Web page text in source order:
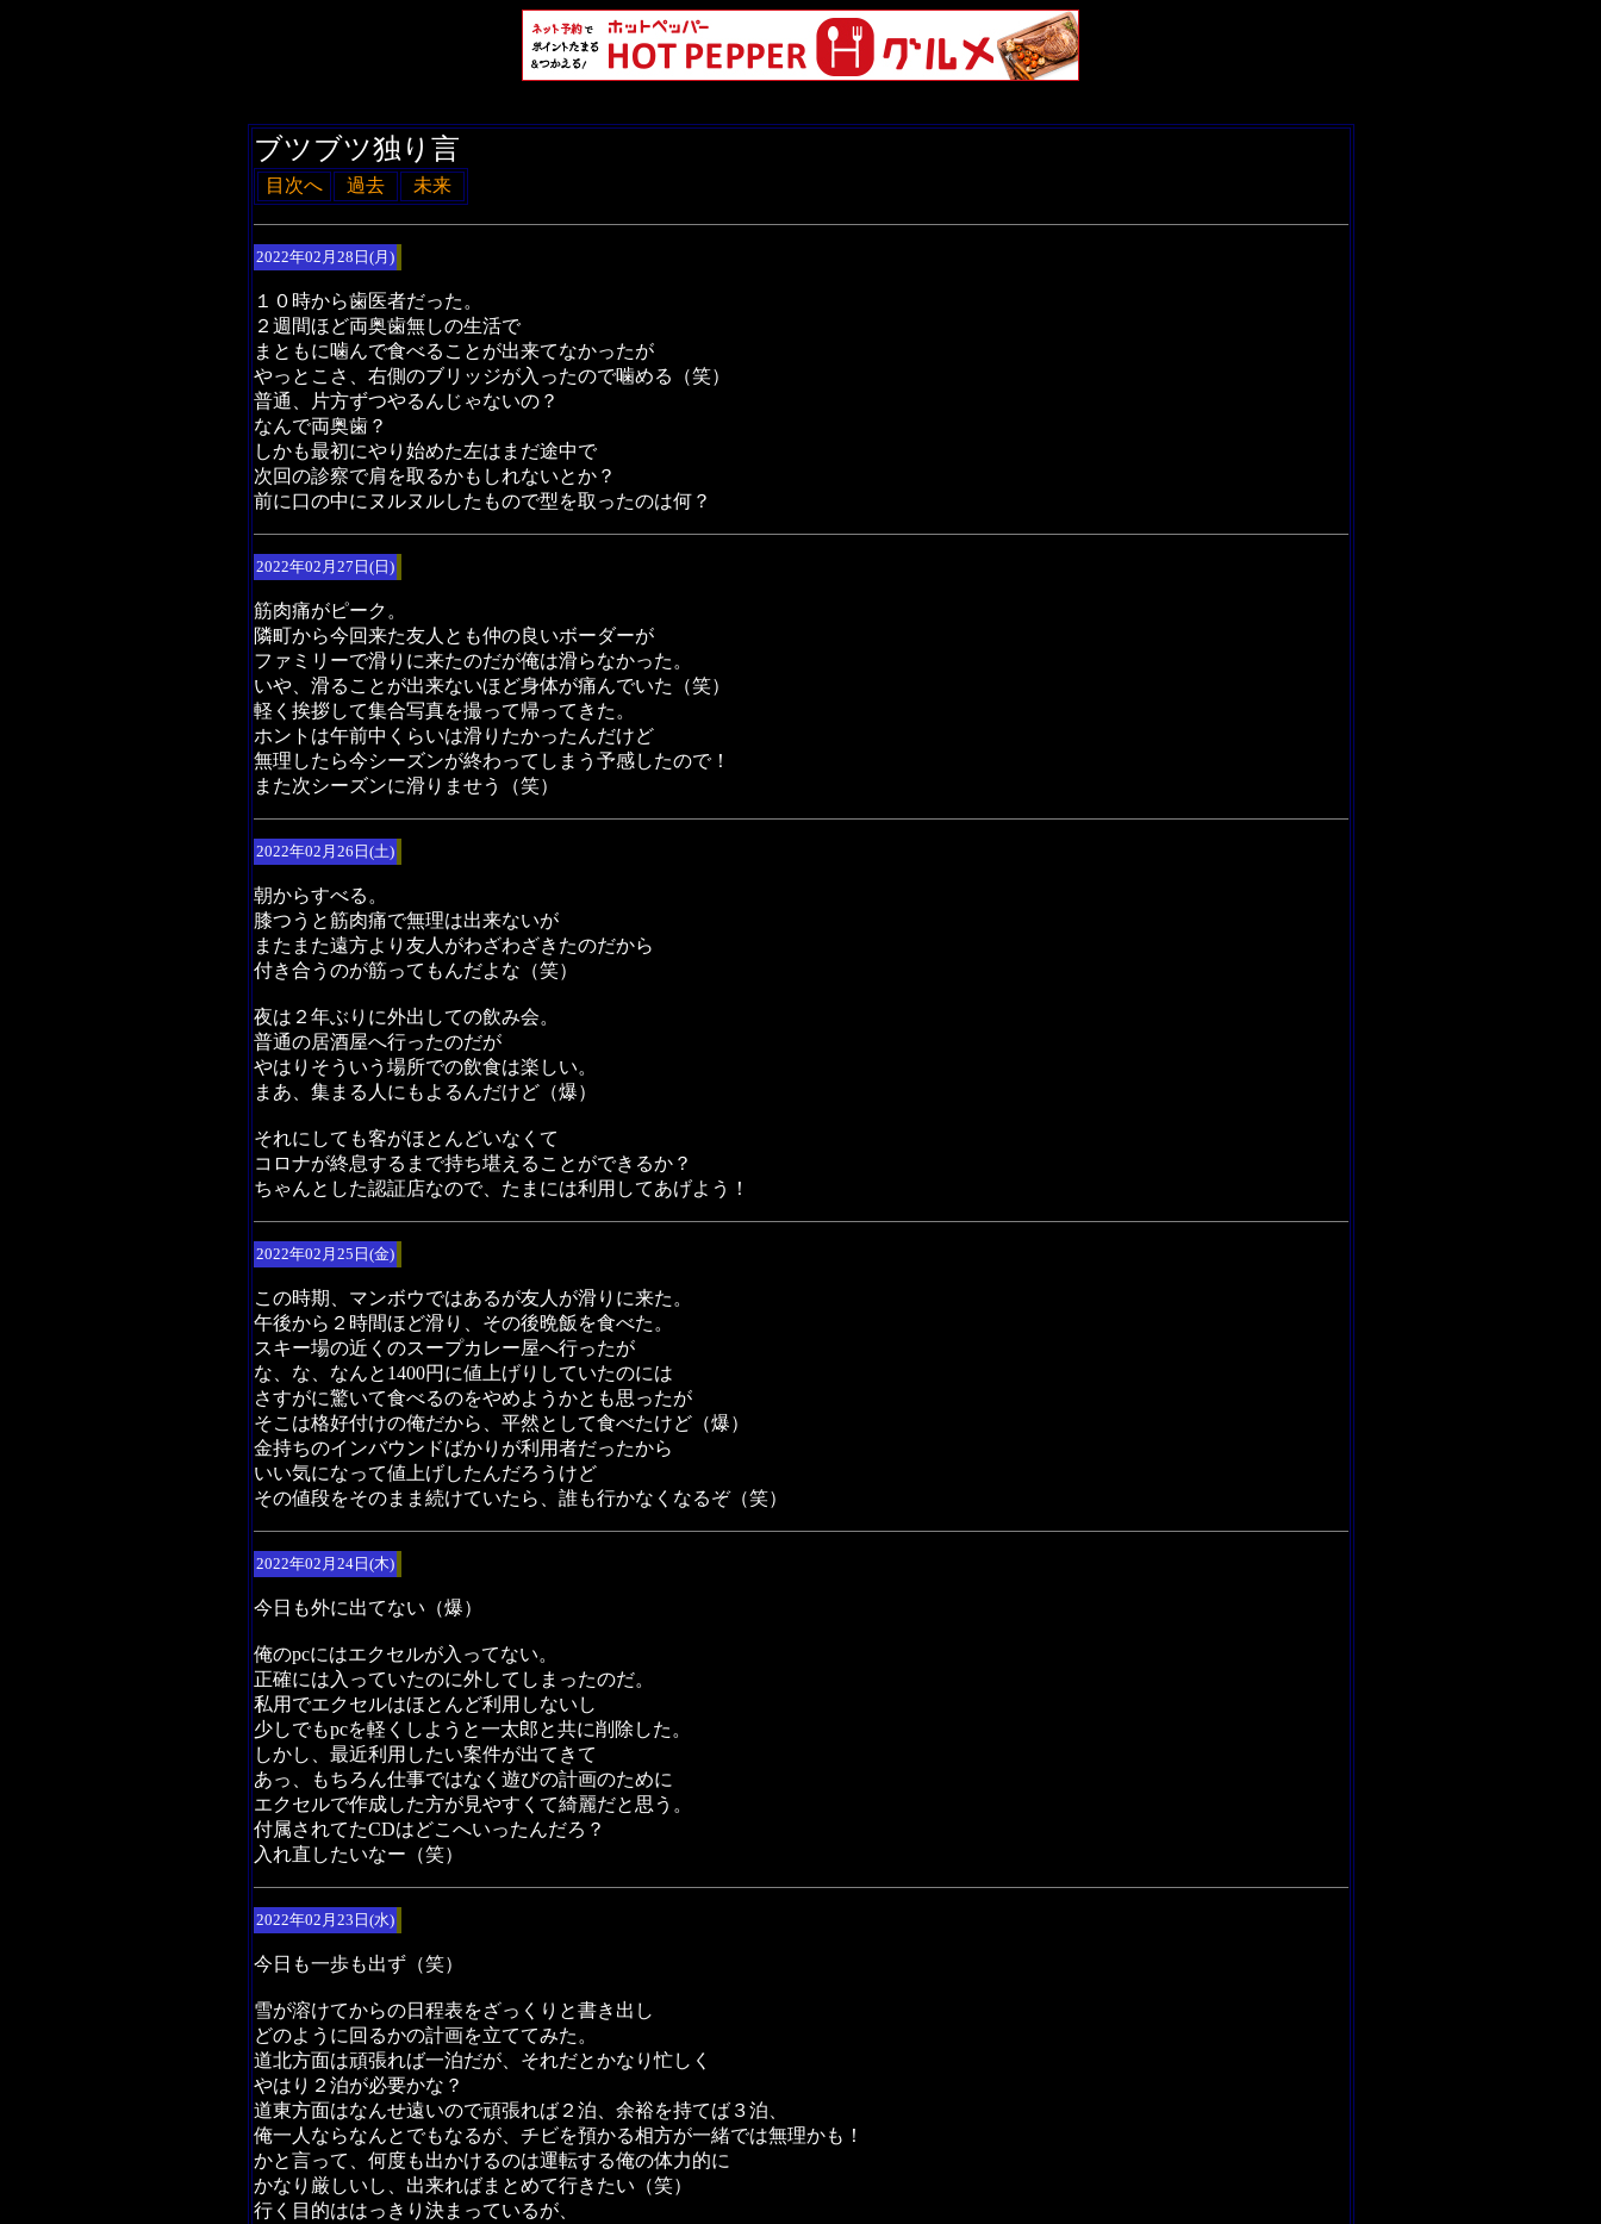
ブツブツ独り言
目次へ 過去 未来
2022年02月28日(月)
１０時から歯医者だった。
２週間ほど両奥歯無しの生活で
まともに噛んで食べることが出来てなかったが
やっとこさ、右側のブリッジが入ったので噛める（笑）
普通、片方ずつやるんじゃないの？
なんで両奥歯？
しかも最初にやり始めた左はまだ途中で
次回の診察で肩を取るかもしれないとか？
前に口の中にヌルヌルしたもので型を取ったのは何？
2022年02月27日(日)
筋肉痛がピーク。
隣町から今回来た友人とも仲の良いボーダーが
ファミリーで滑りに来たのだが俺は滑らなかった。
いや、滑ることが出来ないほど身体が痛んでいた（笑）
軽く挨拶して集合写真を撮って帰ってきた。
ホントは午前中くらいは滑りたかったんだけど
無理したら今シーズンが終わってしまう予感したので！
また次シーズンに滑りませう（笑）
2022年02月26日(土)
朝からすべる。
膝つうと筋肉痛で無理は出来ないが
またまた遠方より友人がわざわざきたのだから
付き合うのが筋ってもんだよな（笑）
夜は２年ぶりに外出しての飲み会。
普通の居酒屋へ行ったのだが
やはりそういう場所での飲食は楽しい。
まあ、集まる人にもよるんだけど（爆）
それにしても客がほとんどいなくて
コロナが終息するまで持ち堪えることができるか？
ちゃんとした認証店なので、たまには利用してあげよう！
2022年02月25日(金)
この時期、マンボウではあるが友人が滑りに来た。
午後から２時間ほど滑り、その後晩飯を食べた。
スキー場の近くのスープカレー屋へ行ったが
な、な、なんと1400円に値上げりしていたのには
さすがに驚いて食べるのをやめようかとも思ったが
そこは格好付けの俺だから、平然として食べたけど（爆）
金持ちのインバウンドばかりが利用者だったから
いい気になって値上げしたんだろうけど
その値段をそのまま続けていたら、誰も行かなくなるぞ（笑）
2022年02月24日(木)
今日も外に出てない（爆）
俺のpcにはエクセルが入ってない。
正確には入っていたのに外してしまったのだ。
私用でエクセルはほとんど利用しないし
少しでもpcを軽くしようと一太郎と共に削除した。
しかし、最近利用したい案件が出てきて
あっ、もちろん仕事ではなく遊びの計画のために
エクセルで作成した方が見やすくて綺麗だと思う。
付属されてたCDはどこへいったんだろ？
入れ直したいなー（笑）
2022年02月23日(水)
今日も一歩も出ず（笑）
雪が溶けてからの日程表をざっくりと書き出し
どのように回るかの計画を立ててみた。
道北方面は頑張れば一泊だが、それだとかなり忙しく
やはり２泊が必要かな？
道東方面はなんせ遠いので頑張れば２泊、余裕を持てば３泊、
俺一人ならなんとでもなるが、チビを預かる相方が一緒では無理かも！
かと言って、何度も出かけるのは運転する俺の体力的に
かなり厳しいし、出来ればまとめて行きたい（笑）
行く目的ははっきり決まっているが、